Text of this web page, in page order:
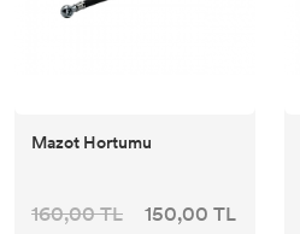
Mazot Hortumu
160,00 TL 150,00 TL